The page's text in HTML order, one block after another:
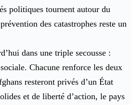
politiques tournent autour du
des catastrophes reste un
dans une triple secousse :
Chacune renforce les deux
resteront privés d’un État
et de liberté d’action, le pays